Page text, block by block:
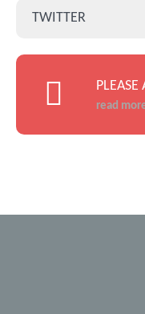
TWITTER
PLEASE
read